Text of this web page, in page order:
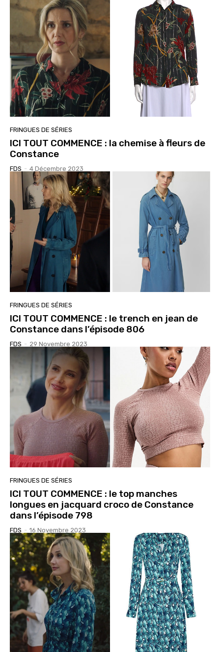
FRINGUES DE SÉRIES
ICI TOUT COMMENCE : la chemise à fleurs de
Constance
FDS - 4 Décembre 2023
FRINGUES DE SÉRIES
ICI TOUT COMMENCE : le trench en jean de
Constance dans l’épisode 806
FDS - 29 Novembre 2023
FRINGUES DE SÉRIES
ICI TOUT COMMENCE : le top manches
longues en jacquard croco de Constance
dans l’épisode 798
FDS - 16 Novembre 2023